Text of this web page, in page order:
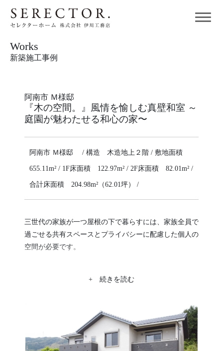
Works
新築施工事例
阿南市 Ｍ様邸
『木の空間。』風情を愉しむ真壁和室 ～
庭園が魅わたせる和心の家〜
阿南市 Ｍ様邸 / 構造 木造地上２階 / 敷地面積
655.11m² / 1F床面積 122.97m² / 2F床面積 82.01m² /
合計床面積 204.98m²（62.01坪） /
三世代の家族が一つ屋根の下で暮らすには、家族全員で
過ごせる共有スペースとプライバシーに配慮した個人の
空間が必要です。
『木の空間。』を設計しました。
室を備え、それぞれ好みのクロスを配置しオリジナリテ
ィーをだしました。
玄関には大容量のシューズクロークを提案し、来客から
家族の靴や小物が見えにくいよう設計しました。
+ 続きを読む